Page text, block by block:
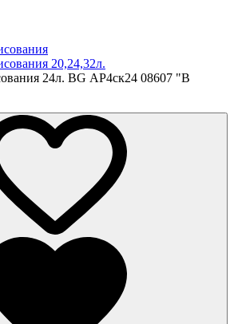
20,24,32л.
24л. BG АР4ск24 08607 "В